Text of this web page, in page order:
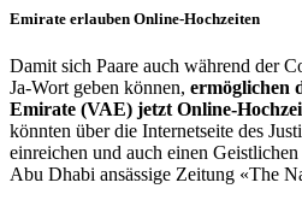
Emirate erlauben Online-Hochzeiten
Damit sich Paare auch während der
Ja-Wort geben können, ermöglichen
Emirate (VAE) jetzt Online-
könnten über die Internetseite des
einreichen und auch einen
Abu Dhabi ansässige Zeitung «The